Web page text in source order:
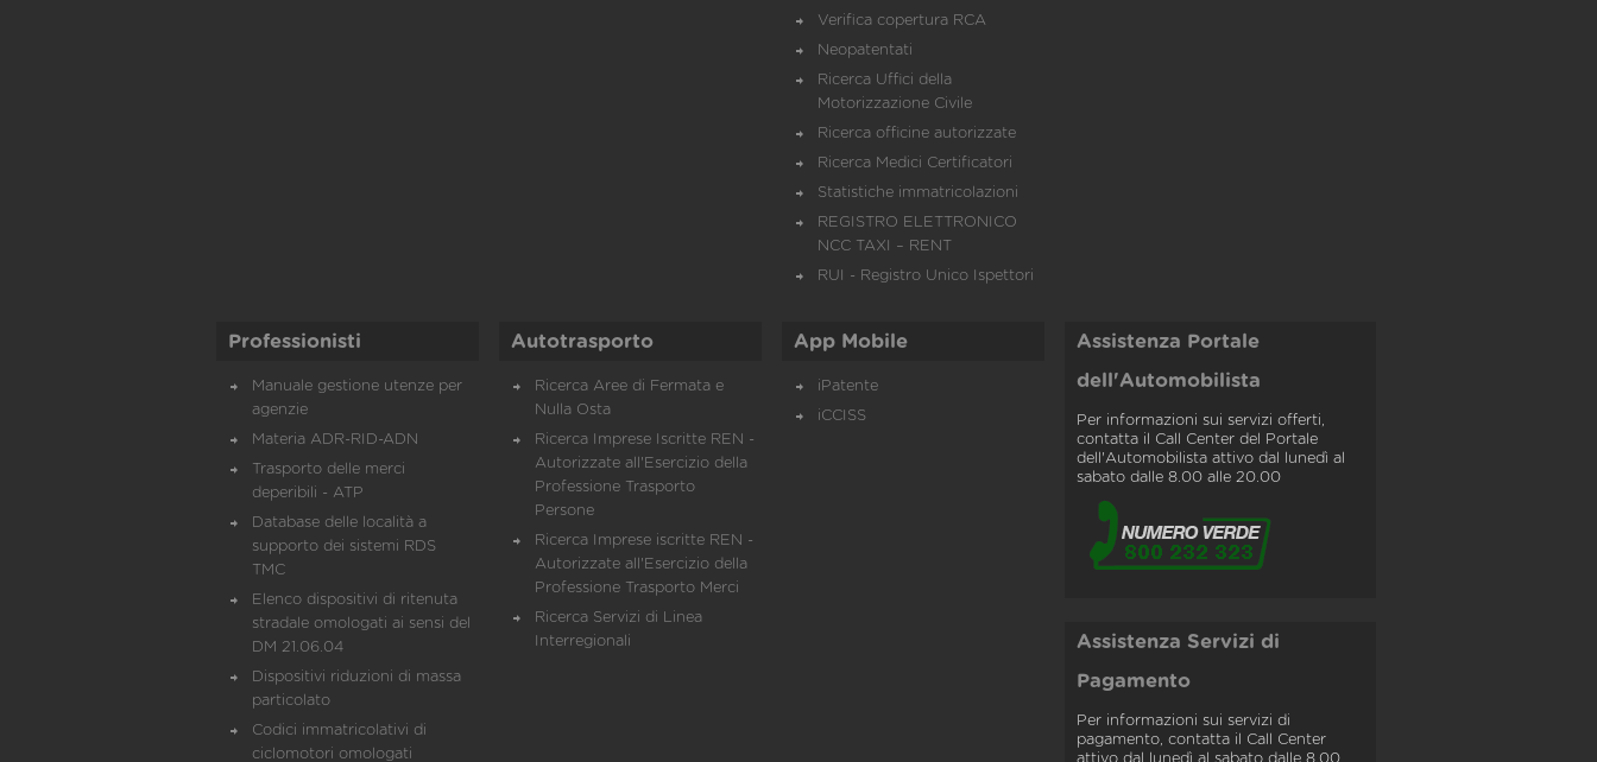
Verifica copertura RCA
Neopatentati
Ricerca Uffici della
Motorizzazione Civile
Ricerca officine autorizzate
Ricerca Medici Certificatori
Statistiche immatricolazioni
REGISTRO ELETTRONICO
NCC TAXI – RENT
RUI - Registro Unico Ispettori
Professionisti
Manuale gestione utenze per
agenzie
Materia ADR-RID-ADN
Trasporto delle merci
deperibili - ATP
Database delle località a
supporto dei sistemi RDS
TMC
Elenco dispositivi di ritenuta
stradale omologati ai sensi del
DM 21.06.04
Dispositivi riduzioni di massa
particolato
Codici immatricolativi di
ciclomotori omologati
Autotrasporto
Ricerca Aree di Fermata e
Nulla Osta
Ricerca Imprese Iscritte REN -
Autorizzate all'Esercizio della
Professione Trasporto
Persone
Ricerca Imprese iscritte REN -
Autorizzate all'Esercizio della
Professione Trasporto Merci
Ricerca Servizi di Linea
Interregionali
App Mobile
iPatente
iCCISS
Assistenza Portale
dell'Automobilista
Per informazioni sui servizi offerti,
contatta il Call Center del Portale
dell'Automobilista attivo dal lunedì al
sabato dalle 8.00 alle 20.00
Assistenza Servizi di
Pagamento
Per informazioni sui servizi di
pagamento, contatta il Call Center